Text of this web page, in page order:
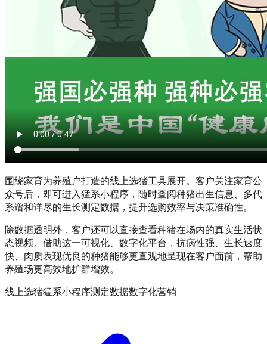
围绕家育为养殖户打造的线上选猪工具展开。客户关注家育公
众号后，即可进入猛系小程序，随时查阅种猪出生信息、多代
系谱和详尽的生长测定数据，提升选购效率与决策准确性。
除数据透明外，客户还可以直接查看种猪在场内的真实生活状
态视频。借助这一可视化、数字化平台，抗病性强、生长速度
快、肉质表现优良的种猪能够更直观地呈现在客户面前，帮助
养殖场更高效地扩群增效。
线上选猪猛系小程序测定数据数字化营销